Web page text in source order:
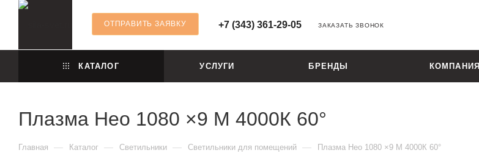
ОТПРАВИТЬ ЗАЯВКУ +7 (343) 361-29-05 ЗАКАЗАТЬ ЗВОНОК
КАТАЛОГ УСЛУГИ БРЕНДЫ КОМПАНИЯ
Плазма Нео 1080 ×9 M 4000К 60°
Главная — Каталог — Светильники — Светильники для помещений — Плазма Нео 1080 ×9 M 4000К 60°